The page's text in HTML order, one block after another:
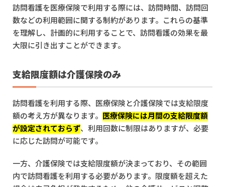
訪問看護を医療保険で利用する際には、訪問時間、訪問回
数などの利用範囲に関する制約があります。これらの基準
を理解し、計画的に利用することで、訪問看護の効果を最
大限に引き出すことができます。
支給限度額は介護保険のみ
訪問看護を利用する際、医療保険と介護保険では支給限度
額の考え方が異なります。
医療保険には月間の支給限度額
が設定されておらず、利用回数に制限はありますが、必要
に応じた訪問が可能です。
一方、介護保険では支給限度額が決まっており、その範囲
内で訪問看護を利用する必要があります。限度額を超えた